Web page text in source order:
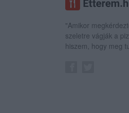
"Amikor
szeletre vágják a
hiszem, hogy meg